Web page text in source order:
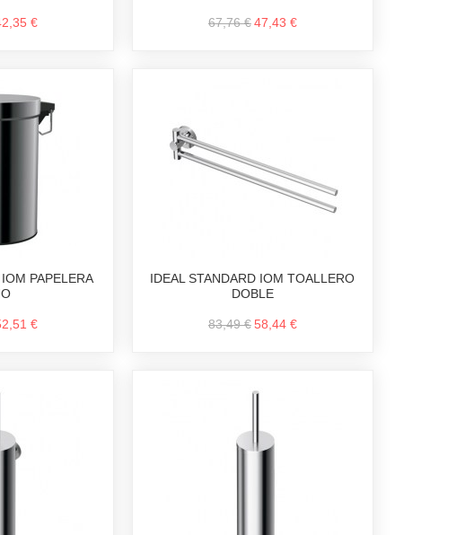
€ 67,76 €47,43 €
PAPELERA
€
IDEAL STANDARD IOM TOALLERO
DOBLE
83,49 €58,44 €